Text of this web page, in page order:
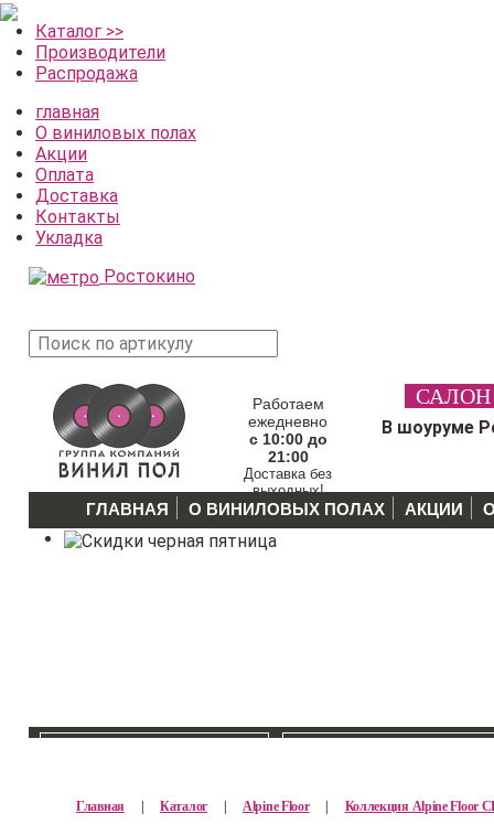
Каталог >>
Производители
Распродажа
главная
О виниловых полах
Акции
Оплата
Доставка
Контакты
Укладка
Ростокино
товара
Работаем
ежедневно
с 10:00 до
21:00
Доставка без
выходных!
В шоуруме
ГЛАВНАЯ О ВИНИЛОВЫХ ПОЛАХ АКЦИИ
Главная Каталог Alpine Floor Коллекция Alpine Floor